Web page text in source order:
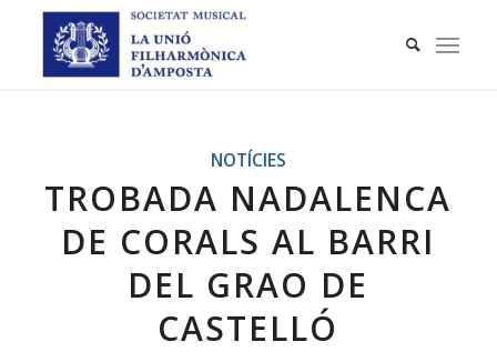
NOTÍCIES
TROBADA NADALENCA
DE CORALS AL BARRI
DEL GRAO DE
CASTELLÓ